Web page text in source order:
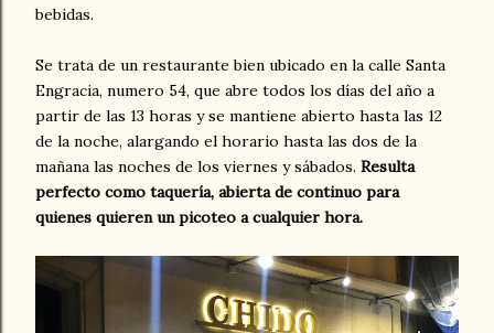
bebidas.
Se trata de un restaurante bien ubicado en la calle Santa
Engracia, numero 54, que abre todos los días del año a
partir de las 13 horas y se mantiene abierto hasta las 12
de la noche, alargando el horario hasta las dos de la
mañana las noches de los viernes y sábados. Resulta
perfecto como taquería, abierta de continuo para
quienes quieren un picoteo a cualquier hora.